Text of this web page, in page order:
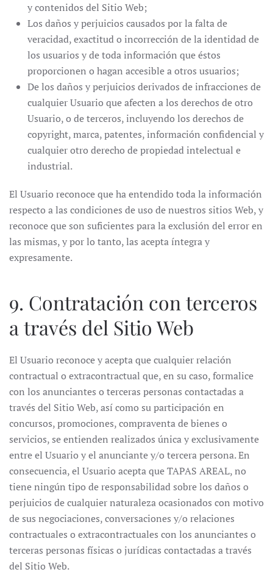
y contenidos del Sitio Web;
Los daños y perjuicios causados por la falta de
veracidad, exactitud o incorrección de la identidad de
los usuarios y de toda información que éstos
proporcionen o hagan accesible a otros usuarios;
De los daños y perjuicios derivados de infracciones de
cualquier Usuario que afecten a los derechos de otro
Usuario, o de terceros, incluyendo los derechos de
copyright, marca, patentes, información confidencial y
cualquier otro derecho de propiedad intelectual e
industrial.
El Usuario reconoce que ha entendido toda la información
respecto a las condiciones de uso de nuestros sitios Web, y
reconoce que son suficientes para la exclusión del error en
las mismas, y por lo tanto, las acepta íntegra y
expresamente.
9. Contratación con terceros
a través del Sitio Web
El Usuario reconoce y acepta que cualquier relación
contractual o extracontractual que, en su caso, formalice
con los anunciantes o terceras personas contactadas a
través del Sitio Web, así como su participación en
concursos, promociones, compraventa de bienes o
servicios, se entienden realizados única y exclusivamente
entre el Usuario y el anunciante y/o tercera persona. En
consecuencia, el Usuario acepta que TAPAS AREAL, no
tiene ningún tipo de responsabilidad sobre los daños o
perjuicios de cualquier naturaleza ocasionados con motivo
de sus negociaciones, conversaciones y/o relaciones
contractuales o extracontractuales con los anunciantes o
terceras personas físicas o jurídicas contactadas a través
del Sitio Web.